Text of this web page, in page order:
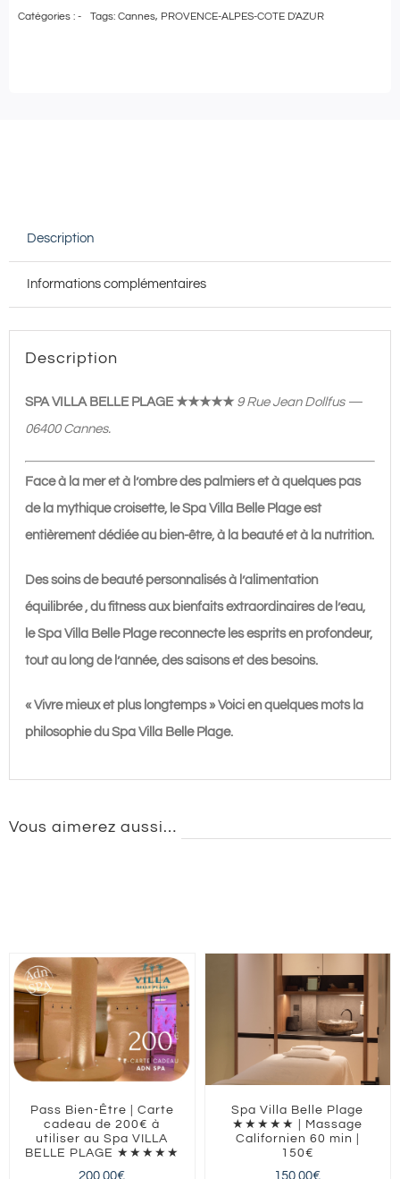
Pass
utiliser
au
PLAGE
★★★★★
Catégories : - Tags: Cannes, PROVENCE-ALPES-COTE D'AZUR
Description
Informations complémentaires
Description
SPA VILLA BELLE PLAGE ★★★★★ 9 Rue Jean Dollfus —
06400 Cannes.
Face à la mer et à l’ombre des palmiers et à quelques pas
de la mythique croisette, le Spa Villa Belle Plage est
entièrement dédiée au bien-être, à la beauté et à la nutrition.
Des soins de beauté personnalisés à l’alimentation
équilibrée , du fitness aux bienfaits extraordinaires de l’eau,
le Spa Villa Belle Plage reconnecte les esprits en profondeur,
tout au long de l’année, des saisons et des besoins.
« Vivre mieux et plus longtemps » Voici en quelques mots la
philosophie du Spa Villa Belle Plage.
Vous aimerez aussi…
Pass Bien-Être | Carte
cadeau de 200€ à
utiliser au Spa VILLA
BELLE PLAGE ★★★★★
200,00€
Spa Villa Belle Plage
★★★★★ | Massage
Californien 60 min |
150€
150,00€